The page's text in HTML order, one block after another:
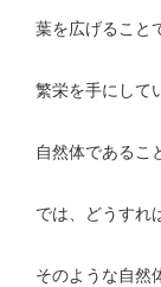
葉を広げること
繁栄を手にして
自然体であるこ
では、どうすれ
そのような自然